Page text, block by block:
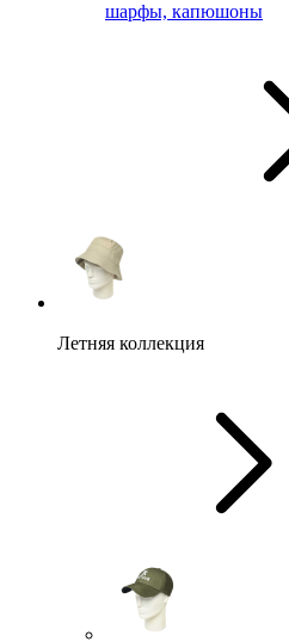
шарфы, капюшоны
Летняя коллекция